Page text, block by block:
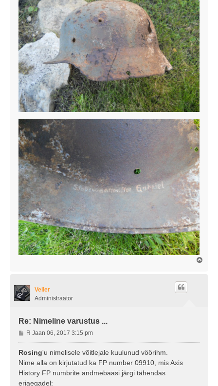
s
Veiler
Administraator
Re: Nimeline varustus ...
P
o
s
t
t
R Jaan 06, 2017 3:15 pm
Rosing'u nimelisele võitlejale kuulunud vöörihm.
Nime alla on kirjutatud ka FP number 09910, mis Axis
History FP numbrite andmebaasi järgi tähendas
eriaegadel: